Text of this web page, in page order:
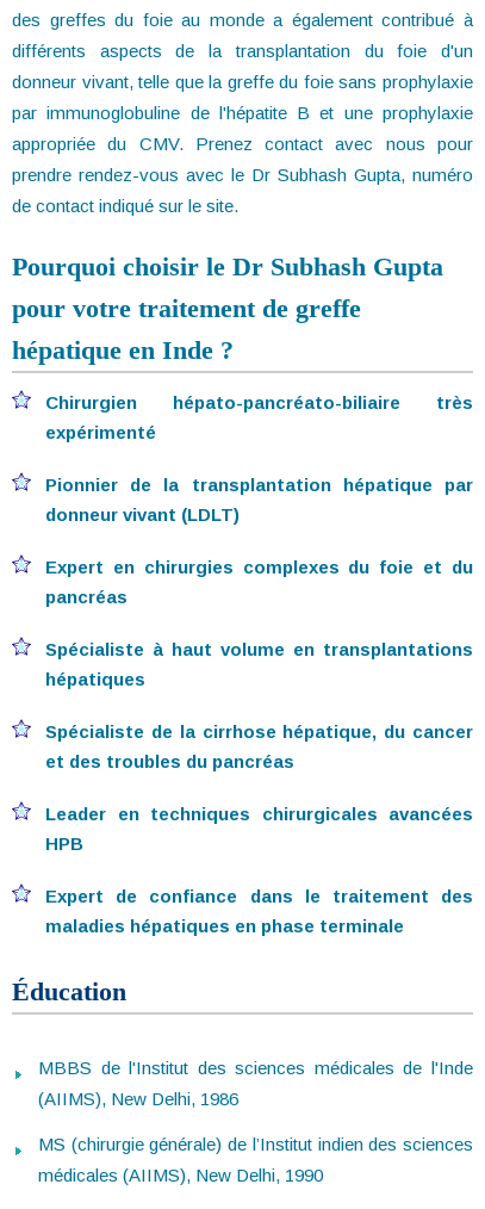
des greffes du foie au monde a également contribué à
différents aspects de la transplantation du foie d'un
donneur vivant, telle que la greffe du foie sans prophylaxie
par immunoglobuline de l'hépatite B et une prophylaxie
appropriée du CMV. Prenez contact avec nous pour
prendre rendez-vous avec le Dr Subhash Gupta, numéro
de contact indiqué sur le site.
Pourquoi choisir le Dr Subhash Gupta
pour votre traitement de greffe
hépatique en Inde ?
Chirurgien hépato-pancréato-biliaire très
expérimenté
Pionnier de la transplantation hépatique par
donneur vivant (LDLT)
Expert en chirurgies complexes du foie et du
pancréas
Spécialiste à haut volume en transplantations
hépatiques
Spécialiste de la cirrhose hépatique, du cancer
et des troubles du pancréas
Leader en techniques chirurgicales avancées
HPB
Expert de confiance dans le traitement des
maladies hépatiques en phase terminale
Éducation
MBBS de l'Institut des sciences médicales de l'Inde
(AIIMS), New Delhi, 1986
MS (chirurgie générale) de l’Institut indien des sciences
médicales (AIIMS), New Delhi, 1990